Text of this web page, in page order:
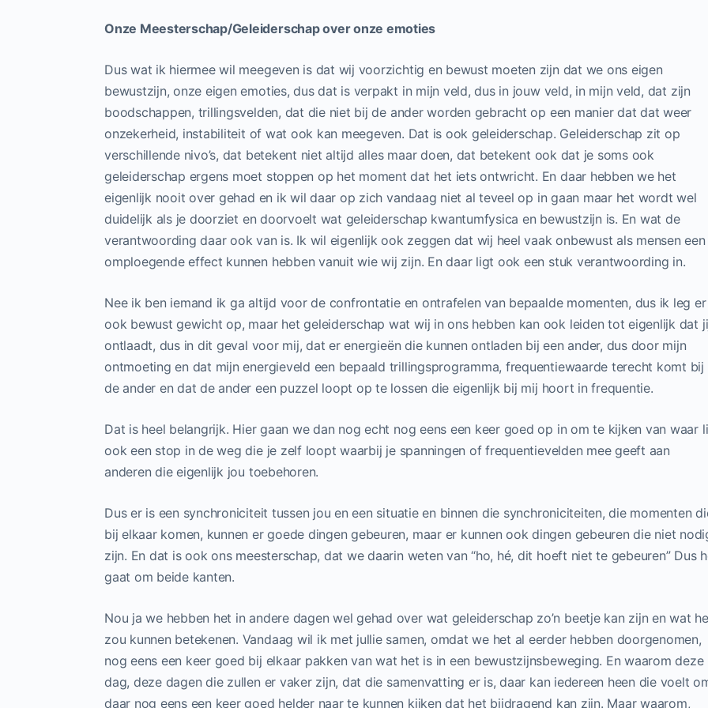
Onze Meesterschap/Geleiderschap over onze emoties
Dus wat ik hiermee wil meegeven is dat wij voorzichtig en bewust moeten zijn dat we ons eigen
bewustzijn, onze eigen emoties, dus dat is verpakt in mijn veld, dus in jouw veld, in mijn veld, dat zijn
boodschappen, trillingsvelden, dat die niet bij de ander worden gebracht op een manier dat dat weer
onzekerheid, instabiliteit of wat ook kan meegeven. Dat is ook geleiderschap. Geleiderschap zit op
verschillende nivo’s, dat betekent niet altijd alles maar doen, dat betekent ook dat je soms ook
geleiderschap ergens moet stoppen op het moment dat het iets ontwricht. En daar hebben we het
eigenlijk nooit over gehad en ik wil daar op zich vandaag niet al teveel op in gaan maar het wordt wel
duidelijk als je doorziet en doorvoelt wat geleiderschap kwantumfysica en bewustzijn is. En wat de
verantwoording daar ook van is. Ik wil eigenlijk ook zeggen dat wij heel vaak onbewust als mensen een
omploegende effect kunnen hebben vanuit wie wij zijn. En daar ligt ook een stuk verantwoording in.
Nee ik ben iemand ik ga altijd voor de confrontatie en ontrafelen van bepaalde momenten, dus ik leg er
ook bewust gewicht op, maar het geleiderschap wat wij in ons hebben kan ook leiden tot eigenlijk dat
ontlaadt, dus in dit geval voor mij, dat er energieën die kunnen ontladen bij een ander, dus door mijn
ontmoeting en dat mijn energieveld een bepaald trillingsprogramma, frequentiewaarde terecht komt bij
de ander en dat de ander een puzzel loopt op te lossen die eigenlijk bij mij hoort in frequentie.
Dat is heel belangrijk. Hier gaan we dan nog echt nog eens een keer goed op in om te kijken van waar
ook een stop in de weg die je zelf loopt waarbij je spanningen of frequentievelden mee geeft aan
anderen die eigenlijk jou toebehoren.
Dus er is een synchroniciteit tussen jou en een situatie en binnen die synchroniciteiten, die momenten
bij elkaar komen, kunnen er goede dingen gebeuren, maar er kunnen ook dingen gebeuren die niet
zijn. En dat is ook ons meesterschap, dat we daarin weten van “ho, hé, dit hoeft niet te gebeuren” Dus
gaat om beide kanten.
Nou ja we hebben het in andere dagen wel gehad over wat geleiderschap zo’n beetje kan zijn en wat
zou kunnen betekenen. Vandaag wil ik met jullie samen, omdat we het al eerder hebben doorgenomen,
nog eens een keer goed bij elkaar pakken van wat het is in een bewustzijnsbeweging. En waarom deze
dag, deze dagen die zullen er vaker zijn, dat die samenvatting er is, daar kan iedereen heen die voelt
daar nog eens een keer goed helder naar te kunnen kijken dat het bijdragend kan zijn. Maar waarom,